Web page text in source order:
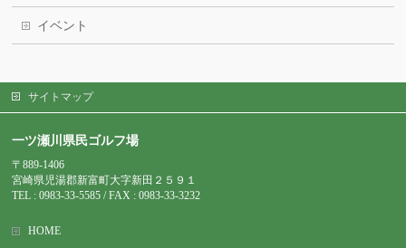
イベント
サイトマップ
一ツ瀬川県民ゴルフ場
〒889-1406
宮崎県児湯郡新富町大字新田２５９１
TEL : 0983-33-5585 / FAX : 0983-33-3232
HOME